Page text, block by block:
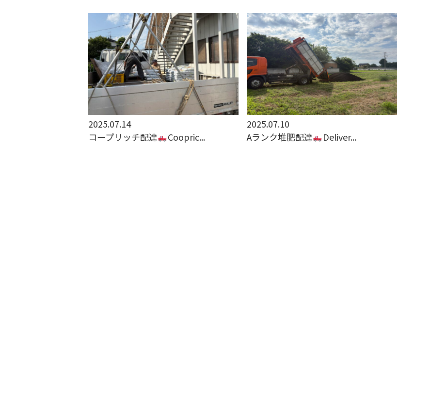
2025.07.14
コープリッチ配達
Coopric...
2025.07.10
Aランク堆肥配達
Deliver...